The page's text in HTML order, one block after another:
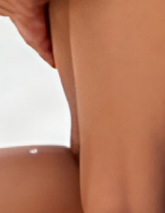
harán efecto en